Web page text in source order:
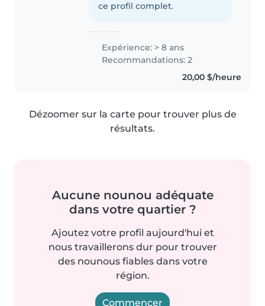
ce profil complet.
Expérience: > 8 ans
Recommandations: 2
20,00 $/heure
Dézoomer sur la carte pour trouver plus de
résultats.
Aucune nounou adéquate
dans votre quartier ?
Ajoutez votre profil aujourd'hui et
nous travaillerons dur pour trouver
des nounous fiables dans votre
région.
Commencer